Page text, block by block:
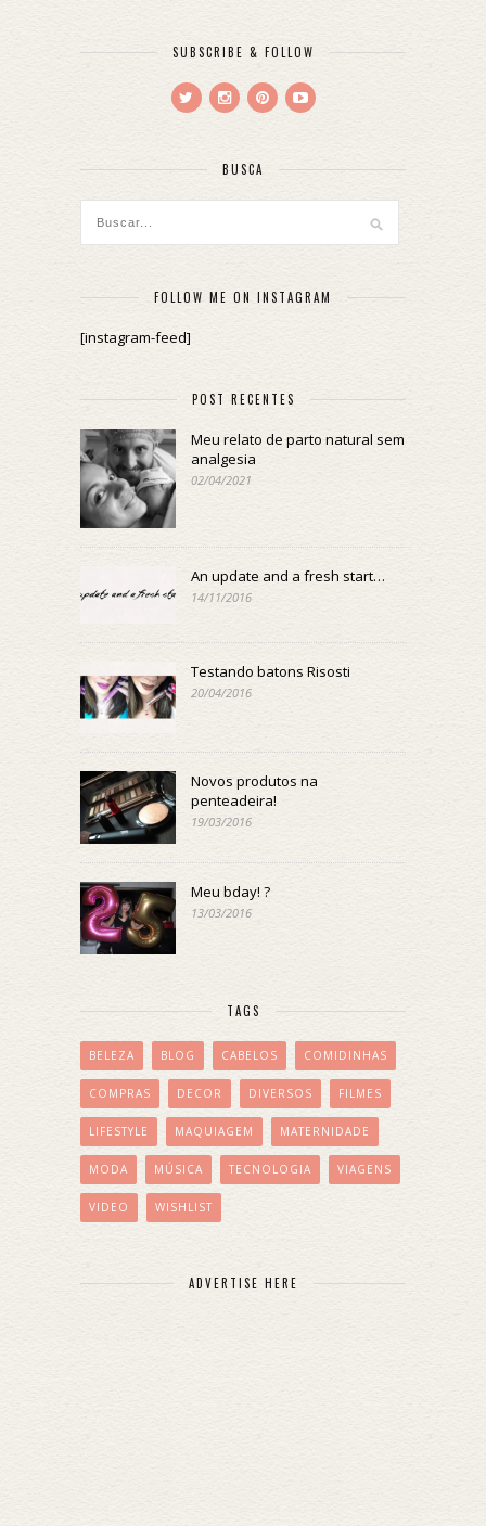
SUBSCRIBE & FOLLOW
BUSCA
FOLLOW ME ON INSTAGRAM
[instagram-feed]
POST RECENTES
Meu relato de parto natural sem
analgesia
02/04/2021
An update and a fresh start…
14/11/2016
Testando batons Risosti
20/04/2016
Novos produtos na
penteadeira!
19/03/2016
Meu bday! ?
13/03/2016
TAGS
BELEZA BLOG CABELOS COMIDINHAS
COMPRAS DECOR DIVERSOS FILMES
LIFESTYLE MAQUIAGEM MATERNIDADE
MODA MÚSICA TECNOLOGIA VIAGENS
VIDEO WISHLIST
ADVERTISE HERE